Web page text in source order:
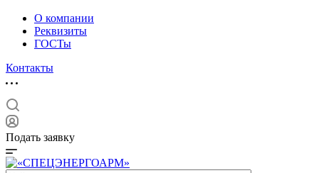
О компании
Реквизиты
ГОСТы
Контакты
Подать заявку